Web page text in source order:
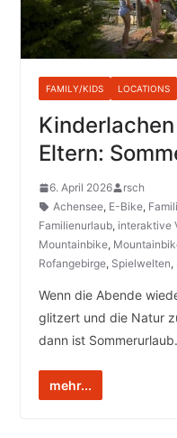
FAMILY/KIDS LOCATIONS
Eltern:
6. April 2026
rsch
Achensee, E-Bike,
Familienurlaub, interaktive
Mountainbike,
Rofangebirge, Spielwelten,
Wenn die Abende
glitzert und die Natur
dann ist
mehr...